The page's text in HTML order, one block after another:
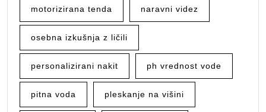
motorizirana tenda naravni videz
osebna izkušnja z ličili
personalizirani nakit ph vrednost vode
pitna voda pleskanje na višini